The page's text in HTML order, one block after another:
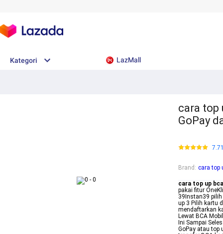
Kategori LazMall
cara top
GoPay
Brand : cara top
cara top up
pakai fitur
39Instan39
up 3 Pilih kartu
mendaftarkan
Lewat BCA
Ini Sampai
GoPay atau top